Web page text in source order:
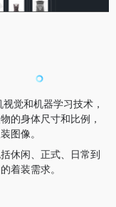
觉和机器学习技术，
的身体尺寸和比例，
图像。
休闲、正式、日常到
着装需求。